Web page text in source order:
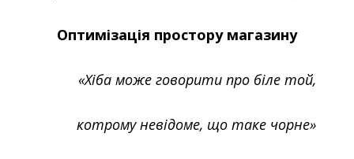
Оптимізація простору магазину
«Хіба може говорити про біле той,
котрому невідоме, що таке чорне»